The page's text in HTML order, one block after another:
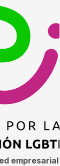
empresarial